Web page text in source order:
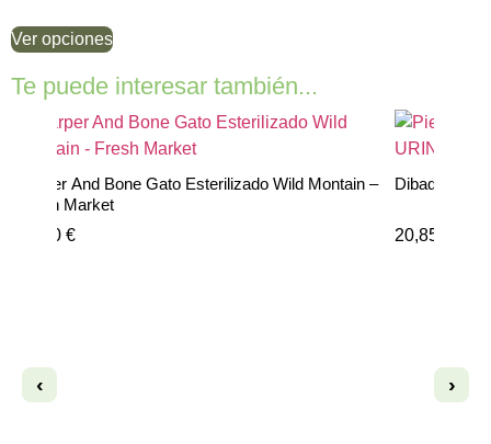
Ver opciones
Te puede interesar también...
‹
Harper And Bone Gato Esterilizado Wild Montain –
Fresh Market
14,10 €
Dibaq
20,85
›